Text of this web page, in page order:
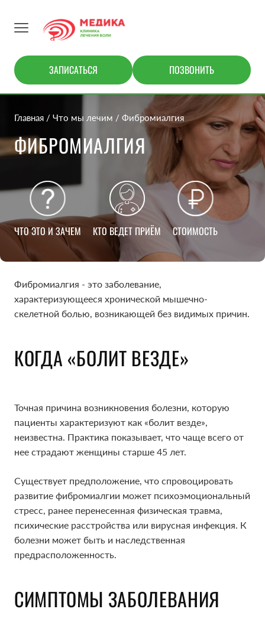
ЗАПИСАТЬСЯ ПОЗВОНИТЬ
Главная Что мы лечим Фибромиалгия
ФИБРОМИАЛГИЯ
ЧТО ЭТО И ЗАЧЕМ КТО ВЕДЕТ ПРИЁМ СТОИМОСТЬ
Фибромиалгия - это заболевание,
характеризующееся хронической мышечно-
скелетной болью, возникающей без видимых причин.
КОГДА «БОЛИТ ВЕЗДЕ»
Точная причина возникновения болезни, которую
пациенты характеризуют как «болит везде»,
неизвестна. Практика показывает, что чаще всего от
нее страдают женщины старше 45 лет.
Существует предположение, что спровоцировать
развитие фибромиалгии может психоэмоциональный
стресс, ранее перенесенная физическая травма,
психические расстройства или вирусная инфекция. К
болезни может быть и наследственная
предрасположенность.
СИМПТОМЫ ЗАБОЛЕВАНИЯ